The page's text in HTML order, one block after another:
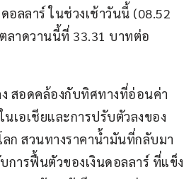
อลลาร์ ในช่วงเช้าวันนี้ (08.52
ลาดวานนี้ที่ 33.31 บาทต่อ
สอดคล้องกับทิศทางที่อ่อนค่า
เอเชียและการปรับตัวลงของ
ก สวนทางราคาน้ำมันที่กลับมา
ารฟื้นตัวของเงินดอลลาร์ ที่แข็ง